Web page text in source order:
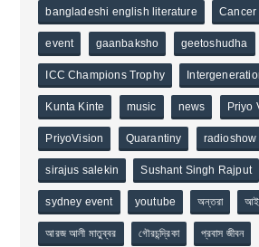
bangladeshi english literature Cancer
event gaanbaksho geetoshudha
ICC Champions Trophy
Kunta Kinte music news Priyo
PriyoVision Quarantiny radioshow
sirajus salekin Sushant Singh Rajput
sydney event youtube অন্তরা
আরজ আলী মাতুব্বর গৌরচন্দ্রিকা প্রবাস জীবন